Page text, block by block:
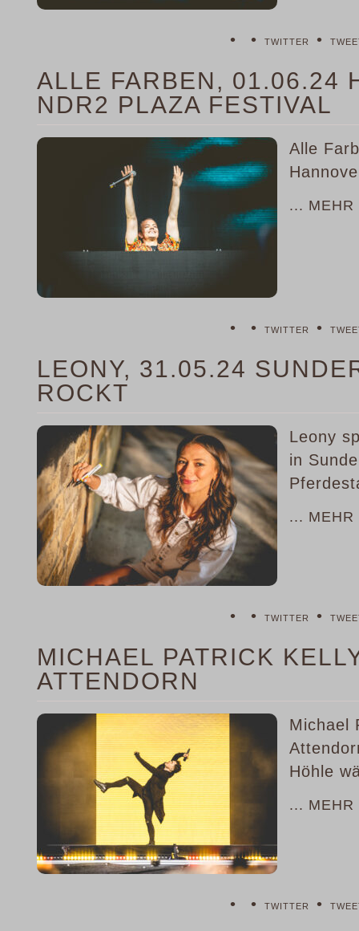
• • TWITTER •
ALLE FARBEN, 01.06.24
NDR2 PLAZA FESTIVAL
Alle
... MEHR
• • TWITTER •
LEONY, 31.05.24
ROCKT
Leony
in
... MEHR
• • TWITTER •
MICHAEL PATRICK
ATTENDORN
Michael
Höhle
... MEHR
• • TWITTER •